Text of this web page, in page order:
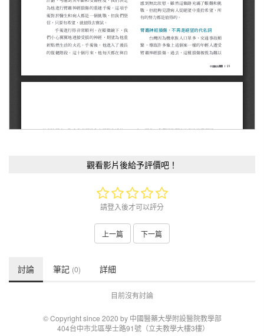
觀看影片後給予評價吧！
請登入後才可以評分
上一篇 下一篇
討論 筆記 (0) 詳細
目前沒有討論
© Copyright since 2020 by 中國醫藥大學附設醫院教學部
404台中市北區學士路91號（立夫教學大樓3樓）